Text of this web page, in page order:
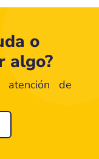
o
algo?
de